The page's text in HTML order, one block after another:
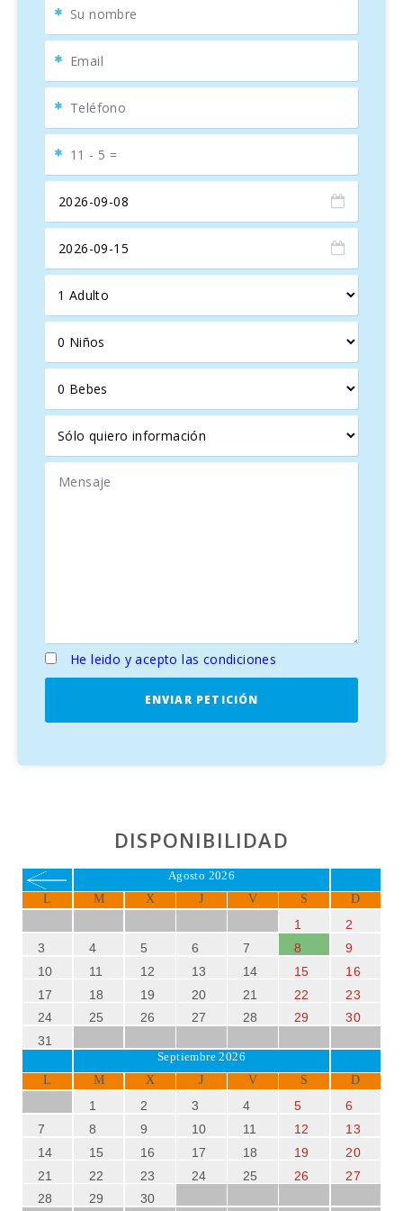
campo de golf de Aucanada, a solo 4 kilómetros, es
uno de los mejores de Mallorca, con
y puntos de interés histórico, como laciudad romana de
Pollentia y elteatro romano
Esta propiedad es ideal para quienes buscan unas
playa, piscina privada y actividades cercanas, siendo una
opción perfecta para
naturalezay larelajación.
Villa del Lago 1, ETVPL/12780
He leido y acepto las condiciones
ENVIAR PETICIÓN
DISPONIBILIDAD
Agosto 2026
L M X J V S D
1
2
3
4 5 6 7 8
9
10
11 12 13 14 15
16
17
18 19 20 21 22
23
24
25 26 27 28 29
30
31
Septiembre 2026
L M X J V S D
1 2 3 4 5
6
7
8 9 10 11 12
13
14
15 16 17 18 19
20
21
22 23 24 25 26
27
28
29 30